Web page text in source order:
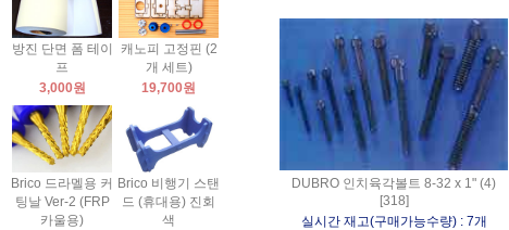
방진 단면 폼 테이
프
3,000원
캐노피 고정핀 (2
개 세트)
19,700원
Brico 드라멜용 커
팅날 Ver-2 (FRP
카울용)
Brico 비행기 스탠
드 (휴대용) 진회
색
DUBRO 인치육각볼트 8-32 x 1" (4)
[318]
실시간 재고(구매가능수량) : 7개